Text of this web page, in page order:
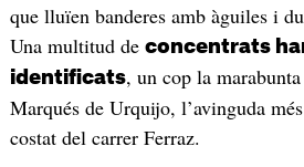
que lluïen banderes amb àguiles i
Una multitud de concentrats
identificats, un cop la
Marqués de Urquijo, l’avinguda
costat del carrer Ferraz.